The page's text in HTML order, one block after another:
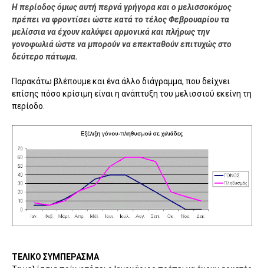
Η περίοδος όμως αυτή περνά γρήγορα και ο μελισσοκόμος
πρέπει να φροντίσει ώστε κατά το τέλος Φεβρουαρίου τα
μελίσσια να έχουν καλύψει αρμονικά και πλήρως την
γονοφωλιά ώστε να μπορούν να επεκταθούν επιτυχώς στο
δεύτερο πάτωμα.
Παρακάτω βλέπουμε και ένα άλλο διάγραμμα, που δείχνει
επίσης πόσο κρίσιμη είναι η ανάπτυξη του μελισσιού εκείνη τη
περίοδο.
ΤΕΛΙΚΟ ΣΥΜΠΕΡΑΣΜΑ